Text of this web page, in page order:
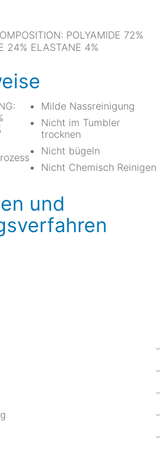
POLYAMIDE 72%
24% ELASTANE 4%
Milde Nassreinigung
Nicht im Tumbler
trocknen
Nicht bügeln
Nicht Chemisch Reinigen
und